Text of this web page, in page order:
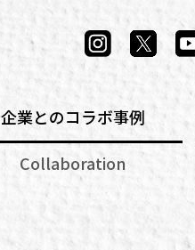
企業とのコラボ事例
Collaboration